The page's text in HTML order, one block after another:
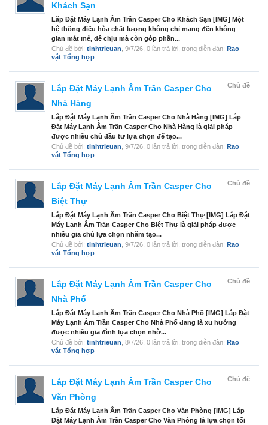
Khách Sạn
Lắp Đặt Máy Lạnh Âm Trần Casper Cho Khách Sạn [IMG] Một
hệ thống điều hòa chất lượng không chỉ mang đến không
gian mát mẻ, dễ chịu mà còn góp phần...
Chủ đề bởi: tinhtrieuan 9/7/26 , 0 lần trả lời, trong diễn đàn: Rao
vặt Tổng hợp
Chủ đề
Lắp Đặt Máy Lạnh Âm Trần Casper Cho
Nhà Hàng
Lắp Đặt Máy Lạnh Âm Trần Casper Cho Nhà Hàng [IMG] Lắp
Đặt Máy Lạnh Âm Trần Casper Cho Nhà Hàng là giải pháp
được nhiều chủ đầu tư lựa chọn để tạo...
Chủ đề bởi: tinhtrieuan 9/7/26 , 0 lần trả lời, trong diễn đàn: Rao
vặt Tổng hợp
Chủ đề
Lắp Đặt Máy Lạnh Âm Trần Casper Cho
Biệt Thự
Lắp Đặt Máy Lạnh Âm Trần Casper Cho Biệt Thự [IMG] Lắp Đặt
Máy Lạnh Âm Trần Casper Cho Biệt Thự là giải pháp được
nhiều gia chủ lựa chọn nhằm tạo...
Chủ đề bởi: tinhtrieuan 9/7/26 , 0 lần trả lời, trong diễn đàn: Rao
vặt Tổng hợp
Chủ đề
Lắp Đặt Máy Lạnh Âm Trần Casper Cho
Nhà Phố
Lắp Đặt Máy Lạnh Âm Trần Casper Cho Nhà Phố [IMG] Lắp Đặt
Máy Lạnh Âm Trần Casper Cho Nhà Phố đang là xu hướng
được nhiều gia đình lựa chọn nhờ...
Chủ đề bởi: tinhtrieuan 8/7/26 , 0 lần trả lời, trong diễn đàn: Rao
vặt Tổng hợp
Chủ đề
Lắp Đặt Máy Lạnh Âm Trần Casper Cho
Văn Phòng
Lắp Đặt Máy Lạnh Âm Trần Casper Cho Văn Phòng [IMG] Lắp
Đặt Máy Lạnh Âm Trần Casper Cho Văn Phòng là lựa chọn tối